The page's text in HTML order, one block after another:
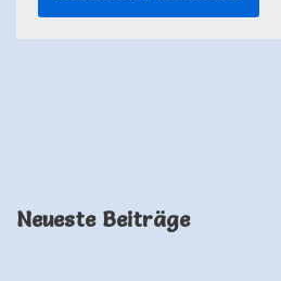
Neueste Beiträge